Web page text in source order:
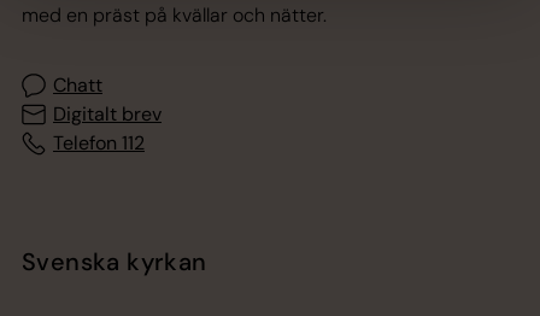
med en präst på kvällar och nätter.
Chatt
Digitalt brev
Telefon 112
Svenska kyrkan